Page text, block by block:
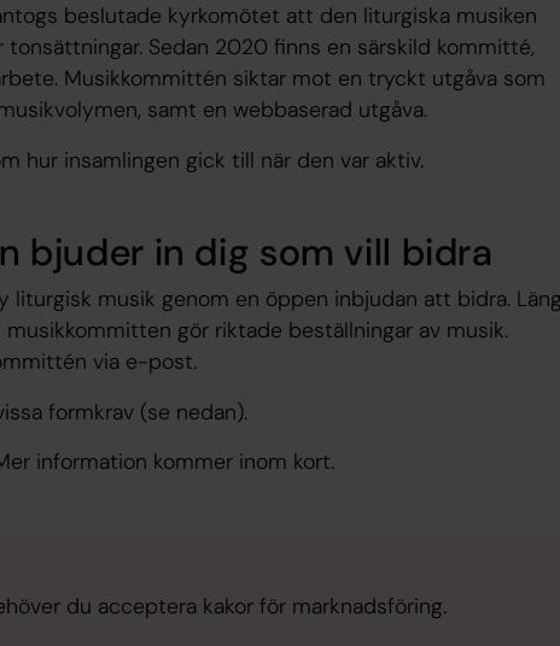
beslutade kyrkomötet att den liturgiska musiken
Sedan 2020 finns en särskild kommitté,
Musikkommittén siktar mot en tryckt utgåva som
samt en webbaserad utgåva.
hur insamlingen gick till när den var aktiv.
bjuder in dig som vill bidra
liturgisk musik genom en öppen inbjudan att bidra.
gör riktade beställningar av musik.
via e-post.
formkrav (se nedan).
information kommer inom kort.
du acceptera kakor för marknadsföring.